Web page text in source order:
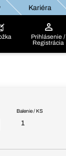
Kariéra
Prihlásenie /
Registrácia
Balenie / KS
1